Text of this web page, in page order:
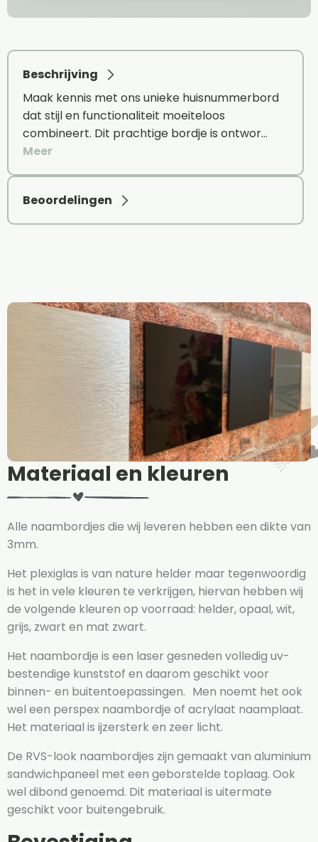
Beschrijving
Maak kennis met ons unieke huisnummerbord
dat stijl en functionaliteit moeiteloos
combineert. Dit prachtige bordje is ontwor…
Meer
Beoordelingen
Materiaal en kleuren
Alle naambordjes die wij leveren hebben een dikte van
3mm.
Het plexiglas is van nature helder maar tegenwoordig
is het in vele kleuren te verkrijgen, hiervan hebben wij
de volgende kleuren op voorraad: helder, opaal, wit,
grijs, zwart en mat zwart.
Het naambordje is een laser gesneden volledig uv-
bestendige kunststof en daarom geschikt voor
binnen- en buitentoepassingen. Men noemt het ook
wel een perspex naambordje of acrylaat naamplaat.
Het materiaal is ijzersterk en zeer licht.
De RVS-look naambordjes zijn gemaakt van aluminium
sandwichpaneel met een geborstelde toplaag. Ook
wel dibond genoemd. Dit materiaal is uitermate
geschikt voor buitengebruik.